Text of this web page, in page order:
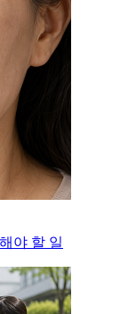
야 할 일